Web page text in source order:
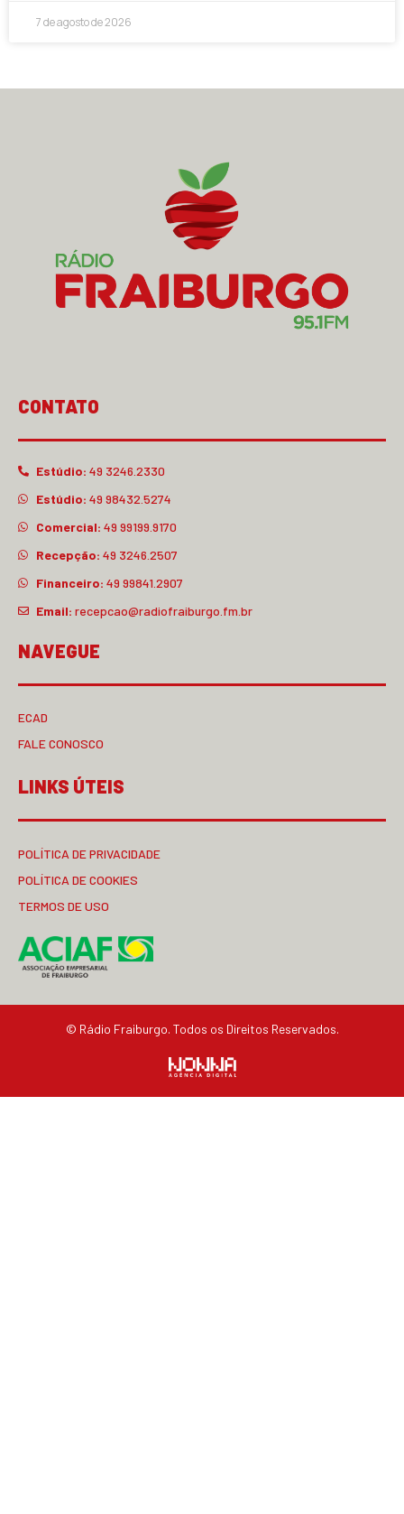
7 de agosto de 2026
CONTATO
Estúdio: 49 3246.2330
Estúdio: 49 98432.5274
Comercial: 49 99199.9170
Recepção: 49 3246.2507
Financeiro: 49 99841.2907
Email: recepcao@radiofraiburgo.fm.br
NAVEGUE
ECAD
FALE CONOSCO
LINKS ÚTEIS
POLÍTICA DE PRIVACIDADE
POLÍTICA DE COOKIES
TERMOS DE USO
© Rádio Fraiburgo. Todos os Direitos Reservados.